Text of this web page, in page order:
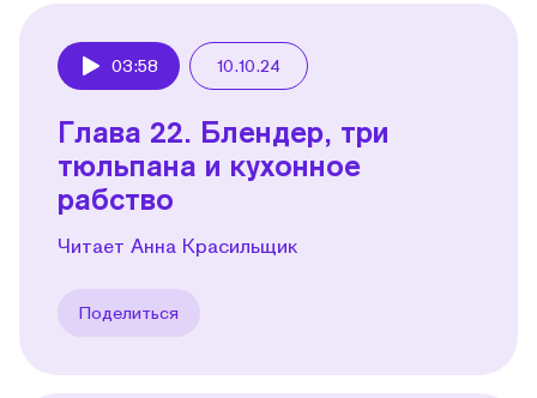
03:58 10.10.24
Глава 22. Блендер, три
тюльпана и кухонное
рабство
Читает Анна Красильщик
Поделиться